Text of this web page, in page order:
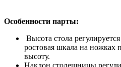
Особенности парты:
Высота стола
ростовая шкала на
высоту.
Наклон столешницы